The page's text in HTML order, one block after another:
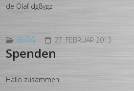
de Olaf dg8ygz
BLOG 27. FEBRUAR 2013
Spenden
Hallo zusammen,